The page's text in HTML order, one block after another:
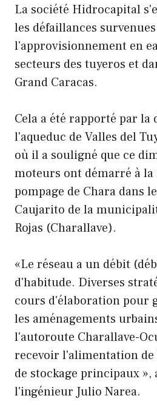
La société Hidrocapital
les défaillances
l'approvisionnement en
secteurs des tuyeros et
Grand Caracas.
Cela a été rapporté par la
l'aqueduc de Valles del
où il a souligné que ce
moteurs ont démarré à la
pompage de Chara dans
Caujarito de la
Rojas (Charallave).
«Le réseau a un débit
d'habitude. Diverses
cours d'élaboration pour
les aménagements
l'autoroute Charallave-
recevoir l'alimentation
de stockage principaux »,
l'ingénieur Julio Narea.